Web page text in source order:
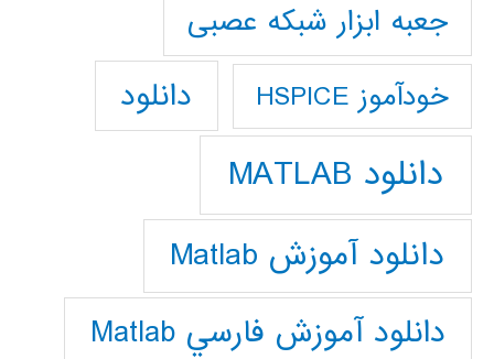
جعبه ابزار شبکه عصبی
خودآموز HSPICE دانلود
دانلود MATLAB
دانلود آموزش Matlab
دانلود آموزش فارسي Matlab